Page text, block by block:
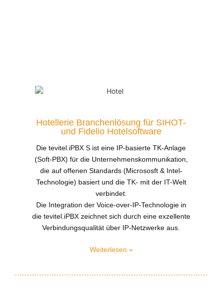
Hotellerie Branchenlösung für SIHOT-
und Fidelio Hotelsoftware
Die tevitel.iPBX S ist eine IP-basierte TK-Anlage
(Soft-PBX) für die Unternehmenskommunikation,
die auf offenen Standards (Micrososft & Intel-
Technologie) basiert und die TK- mit der IT-Welt
verbindet.
Die Integration der Voice-over-IP-Technologie in
die tevitel.iPBX zeichnet sich durch eine exzellente
Verbindungsqualität über IP-Netzwerke aus.
Weiterlesen »